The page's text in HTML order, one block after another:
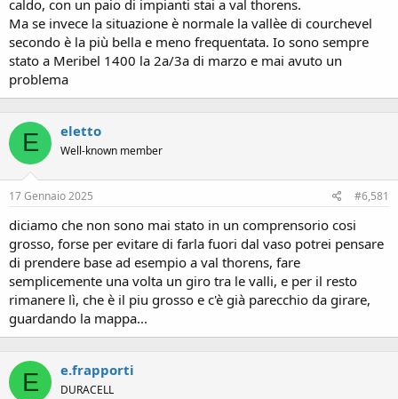
caldo, con un paio di impianti stai a val thorens.
Ma se invece la situazione è normale la vallèe di courchevel
secondo è la più bella e meno frequentata. Io sono sempre
stato a Meribel 1400 la 2a/3a di marzo e mai avuto un
problema
E eletto
Well-known member
17 Gennaio 2025 #6,581
diciamo che non sono mai stato in un comprensorio cosi
grosso, forse per evitare di farla fuori dal vaso potrei pensare
di prendere base ad esempio a val thorens, fare
semplicemente una volta un giro tra le valli, e per il resto
rimanere lì, che è il piu grosso e c'è già parecchio da girare,
guardando la mappa...
E e.frapporti
DURACELL